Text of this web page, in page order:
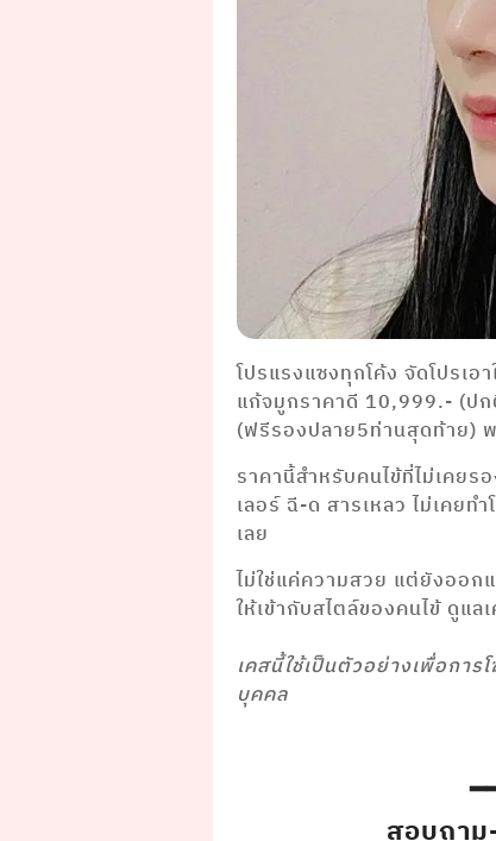
โปรแรงแซงทุกโค้ง จัดโปรเอ
แก้จมูกราคาดี 10,999.- (ป
(ฟรีรองปลาย5ท่านสุดท้าย)
ราคานี้สำหรับคนไข้ที่ไม่เคย
เลอร์ ฉี-ด สารเหลว ไม่เคยท
เลย
ไม่ใช่แค่ความสวย แต่ยังออก
ให้เข้ากับสไตล์ของคนไข้ ดูแล
เคสนี้ใช้เป็นตัวอย่างเพื่อกา
บุคคล
สอบถาม